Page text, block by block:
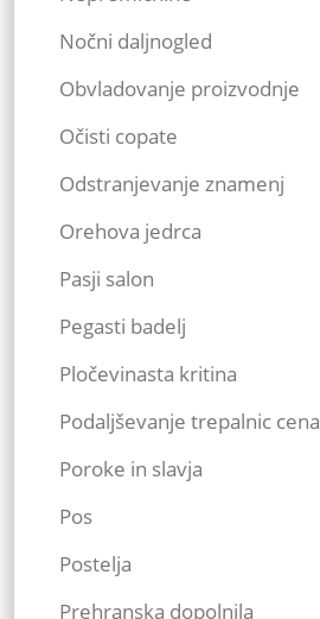
Nočni daljnogled
Obvladovanje proizvodnje
Očisti copate
Odstranjevanje znamenj
Orehova jedrca
Pasji salon
Pegasti badelj
Pločevinasta kritina
Podaljševanje trepalnic cena
Poroke in slavja
Pos
Postelja
Prehranska dopolnila